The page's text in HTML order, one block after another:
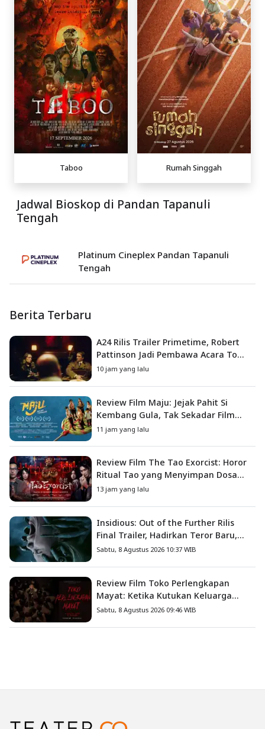
Taboo Rumah Singgah
Jadwal Bioskop di Pandan Tapanuli
Tengah
Platinum Cineplex Pandan Tapanuli
Tengah
Berita Terbaru
A24 Rilis Trailer Primetime, Robert
Pattinson Jadi Pembawa Acara To
Catch a Predator
10 jam yang lalu
Review Film Maju: Jejak Pahit Si
Kembang Gula, Tak Sekadar Film
Petualangan Anak
11 jam yang lalu
Review Film The Tao Exorcist: Horor
Ritual Tao yang Menyimpan Dosa
Masa Lalu
13 jam yang lalu
Insidious: Out of the Further Rilis
Final Trailer, Hadirkan Teror Baru,
Iblis Kini Masuk ke Dunia Manusia
Sabtu, 8 Agustus 2026 10:37 WIB
Review Film Toko Perlengkapan
Mayat: Ketika Kutukan Keluarga
Menjadi Sumber Teror yang
Sabtu, 8 Agustus 2026 09:46 WIB